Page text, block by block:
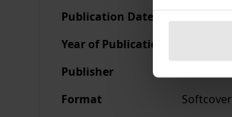
Publication Date
Year of Publication
Publisher
Format
Softcover